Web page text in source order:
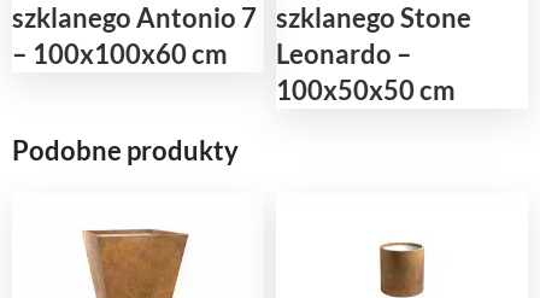
szklanego Antonio 7
– 100x100x60 cm
szklanego Stone
Leonardo –
100x50x50 cm
Podobne produkty